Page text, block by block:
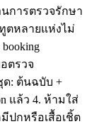
การตรวจรักษา
ตหลายแห่งไม่
ตรวจ
ด: ต้นฉบับ +
แล้ว 4. ห้ามใส่
ปกหรือเสื้อเชิ้ต